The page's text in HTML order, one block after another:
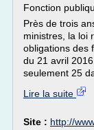
Fonction
Près de trois
ministres, la loi
obligations des
du 21 avril
seulement 25
Lire la suite
Site : http://